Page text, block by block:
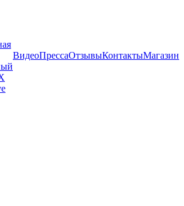
ВидеоПрессаОтзывыКонтактыМагазин